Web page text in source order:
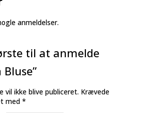
anmeldelser.
til at anmelde
Bluse”
vil ikke blive publiceret. Krævede
med*